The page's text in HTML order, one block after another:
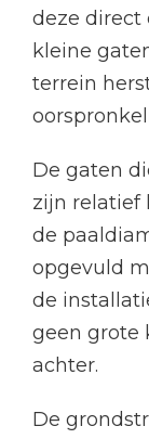
deze direct
kleine
terrein
De gaten
zijn relatief
de
opgevuld
de
geen grote
achter.
De